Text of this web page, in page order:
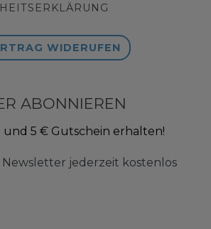
WIDERUFEN
ABONNIEREN
5 € Gutschein erhalten!
Newsletter jederzeit kostenlos